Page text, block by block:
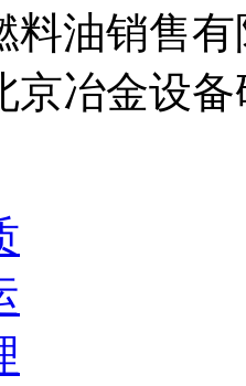
料油销售
京冶金设